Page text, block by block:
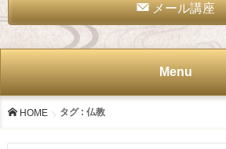
メール講座
Menu
HOME タグ : 仏教